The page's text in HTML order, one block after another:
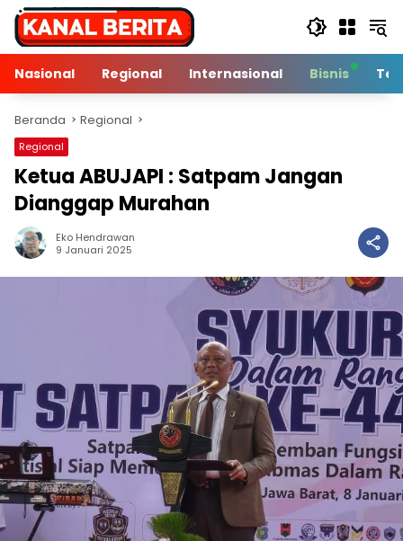
Langsung
konten
Nasional
Regional Internasional Bisnis
Beranda Regional
Regional
Ketua ABUJAPI : Satpam Jangan
Dianggap Murahan
Eko Hendrawan
9 Januari 2025